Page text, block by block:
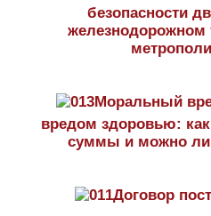
безопасности
железнодорожном
Моральный
вредом здоровью: как
суммы и можно
Договор